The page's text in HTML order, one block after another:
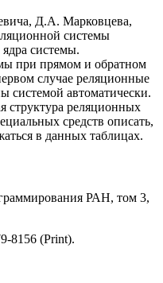
Д.А. Марковцева,
системы
системы.
при прямом и обратном
случае реляционные
системой автоматически.
структура реляционных
средств описать,
в данных таблицах.
РАН, том 3,
8156 (Print).